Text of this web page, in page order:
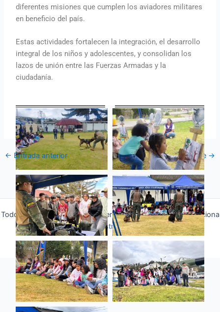
diferentes misiones que cumplen los aviadores militares
en beneficio del país.
Estas actividades fortalecen la integración, el desarrollo
integral de los niños y adolescentes, y consolidan los
lazos de unión entre las Fuerzas Armadas y la
ciudadanía.
← Entrada anterior Entrada siguiente →
Todos los derechos © 2026 Fuerza Aérea Ecuatoriana | Funciona
gracias aTema Astra para WordPress